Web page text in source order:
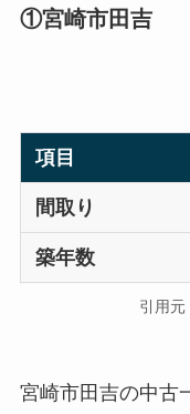
①宮崎市田吉
項目
間取り
築年数
引用元
宮崎市田吉の中古